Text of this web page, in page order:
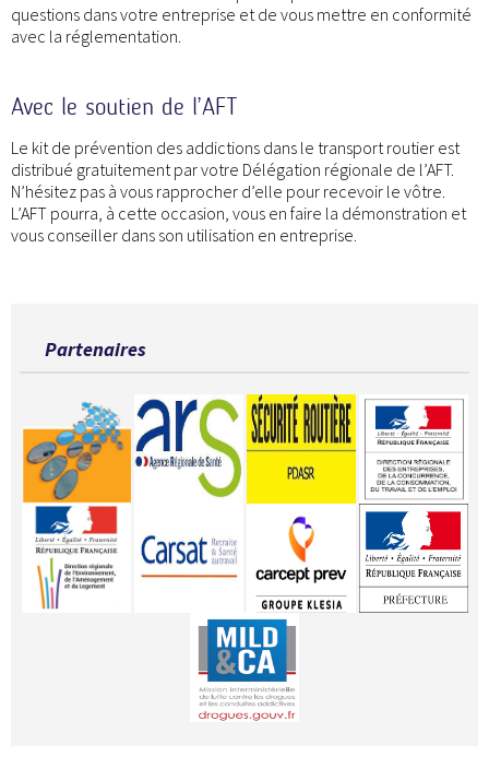
questions dans votre entreprise et de vous mettre en conformité
avec la réglementation.
Avec le soutien de l’AFT
Le kit de prévention des addictions dans le transport routier est
distribué gratuitement par votre Délégation régionale de l’AFT.
N’hésitez pas à vous rapprocher d’elle pour recevoir le vôtre.
L’AFT pourra, à cette occasion, vous en faire la démonstration et
vous conseiller dans son utilisation en entreprise.
Partenaires